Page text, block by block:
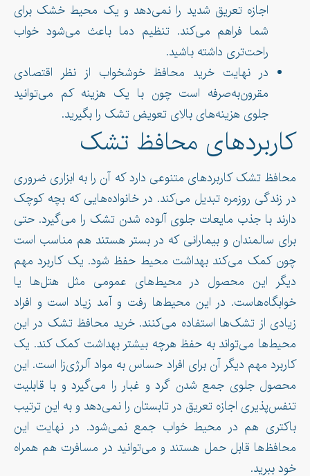
اجازه تعریق شدید را نمی‌دهد و یک محیط خشک برای
شما فراهم می‌کند. تنظیم دما باعث می‌شود خواب
راحت‌تری داشته باشید.
در نهایت خرید محافظ خوشخواب از نظر اقتصادی
مقرون‌به‌صرفه است چون با یک هزینه کم می‌توانید
جلوی هزینه‌های بالای تعویض تشک را بگیرید.
کاربردهای محافظ تشک
محافظ تشک کاربردهای متنوعی دارد که آن را به ابزاری ضروری
در زندگی روزمره تبدیل می‌کند. در خانواده‌هایی که بچه کوچک
دارند با جذب مایعات جلوی آلوده شدن تشک را می‌گیرد. حتی
برای سالمندان و بیمارانی که در بستر هستند هم مناسب است
چون کمک می‌کند بهداشت محیط حفظ شود. یک کاربرد مهم
دیگر این محصول در محیط‌های عمومی مثل هتل‌ها یا
خوابگاه‌هاست. در این محیط‌ها رفت و آمد زیاد است و افراد
زیادی از تشک‌ها استفاده می‌کنند. خرید محافظ تشک در این
محیط‌ها می‌تواند به حفظ هرچه بیشتر بهداشت کمک کند. یک
کاربرد مهم دیگر آن برای افراد حساس به مواد آلرژی‌زا است. این
محصول جلوی جمع شدن گرد و غبار را می‌گیرد و با قابلیت
تنفس‌پذیری اجازه تعریق در تابستان را نمی‌دهد و به این ترتیب
باکتری هم در محیط خواب جمع نمی‌شود. در نهایت این
محافظ‌‌ها قابل حمل هستند و می‌توانید در مسافرت هم همراه
خود ببرید.